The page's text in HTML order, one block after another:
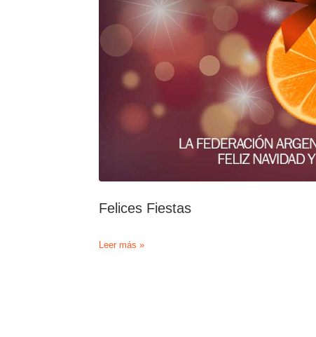
Felices Fiestas
Felices
Leer más »